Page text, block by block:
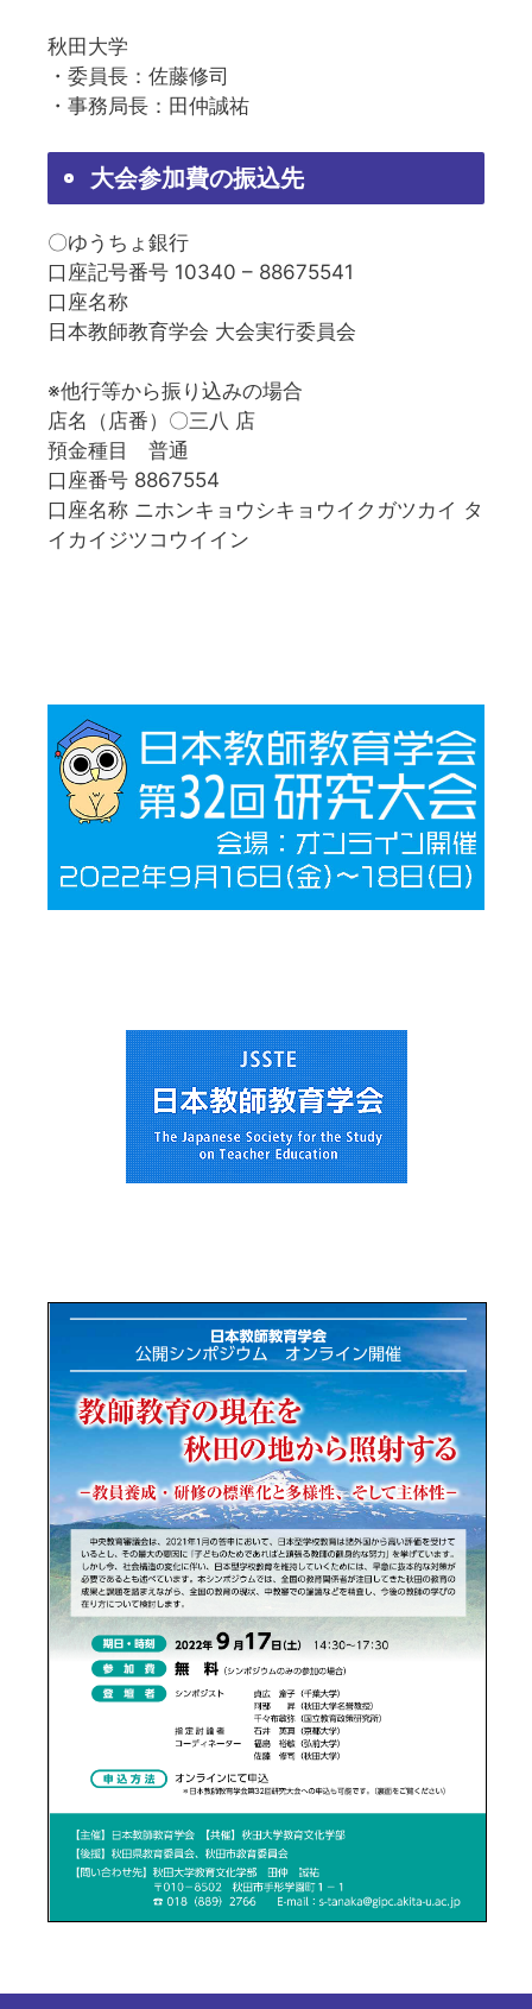
秋田大学
・委員長：佐藤修司
・事務局長：田仲誠祐
大会参加費の振込先
〇ゆうちょ銀行
口座記号番号 10340 – 88675541
口座名称
日本教師教育学会 大会実行委員会
※他行等から振り込みの場合
店名（店番）〇三八 店
預金種目 普通
口座番号 8867554
口座名称 ニホンキョウシキョウイクガツカイ タ
イカイジツコウイイン